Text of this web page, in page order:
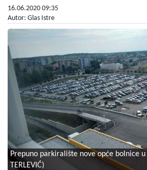
16.06.2020 09:35
Autor: Glas Istre
Prepuno parkiralište nove opće bolnice u
TERLEVIĆ)